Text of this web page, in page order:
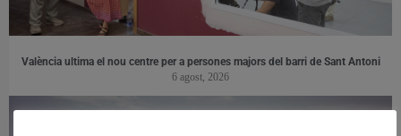
València ultima el nou centre per a persones majors del barri de Sant Antoni
6 agost, 2026